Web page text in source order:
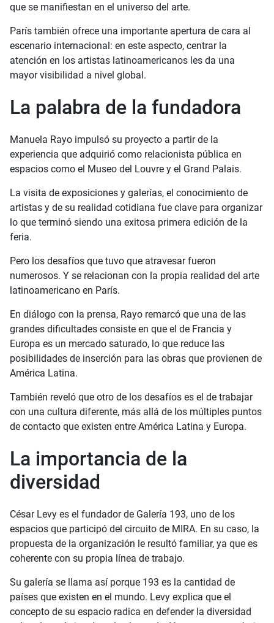
que se manifiestan en el universo del arte.
París también ofrece una importante apertura de cara al
escenario internacional: en este aspecto, centrar la
atención en los artistas latinoamericanos les da una
mayor visibilidad a nivel global.
La palabra de la fundadora
Manuela Rayo impulsó su proyecto a partir de la
experiencia que adquirió como relacionista pública en
espacios como el Museo del Louvre y el Grand Palais.
La visita de exposiciones y galerías, el conocimiento de
artistas y de su realidad cotidiana fue clave para organizar
lo que terminó siendo una exitosa primera edición de la
feria.
Pero los desafíos que tuvo que atravesar fueron
numerosos. Y se relacionan con la propia realidad del arte
latinoamericano en París.
En diálogo con la prensa, Rayo remarcó que una de las
grandes dificultades consiste en que el de Francia y
Europa es un mercado saturado, lo que reduce las
posibilidades de inserción para las obras que provienen de
América Latina.
También reveló que otro de los desafíos es el de trabajar
con una cultura diferente, más allá de los múltiples puntos
de contacto que existen entre América Latina y Europa.
La importancia de la
diversidad
César Levy es el fundador de Galería 193, uno de los
espacios que participó del circuito de MIRA. En su caso, la
propuesta de la organización le resultó familiar, ya que es
coherente con su propia línea de trabajo.
Su galería se llama así porque 193 es la cantidad de
países que existen en el mundo. Levy explica que el
concepto de su espacio radica en defender la diversidad